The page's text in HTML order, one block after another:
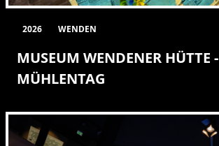
2026 WENDEN
MUSEUM WENDENER HÜTTE -
MÜHLENTAG